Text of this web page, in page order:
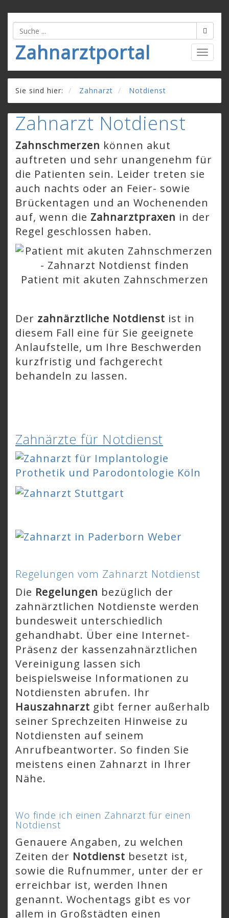
Zahnarztportal
Sie sind hier: Zahnarzt Notdienst
Zahnarzt Notdienst
Zahnschmerzen können akut
auftreten und sehr unangenehm für
die Patienten sein. Leider treten sie
auch nachts oder an Feier- sowie
Brückentagen und an Wochenenden
auf, wenn die Zahnarztpraxen in der
Regel geschlossen haben.
Patient mit akuten Zahnschmerzen
Der zahnärztliche Notdienst ist in
diesem Fall eine für Sie geeignete
Anlaufstelle, um Ihre Beschwerden
kurzfristig und fachgerecht
behandeln zu lassen.
Zahnärzte für Notdienst
Regelungen vom Zahnarzt Notdienst
Die Regelungen bezüglich der
zahnärztlichen Notdienste werden
bundesweit unterschiedlich
gehandhabt. Über eine Internet-
Präsenz der kassenzahnärztlichen
Vereinigung lassen sich
beispielsweise Informationen zu
Notdiensten abrufen. Ihr
Hauszahnarzt gibt ferner außerhalb
seiner Sprechzeiten Hinweise zu
Notdiensten auf seinem
Anrufbeantworter. So finden Sie
meistens einen Zahnarzt in Ihrer
Nähe.
Wo finde ich einen Zahnarzt für einen
Notdienst
Genauere Angaben, zu welchen
Zeiten der Notdienst besetzt ist,
sowie die Rufnummer, unter der er
erreichbar ist, werden Ihnen
genannt. Wochentags gibt es vor
allem in Großstädten einen